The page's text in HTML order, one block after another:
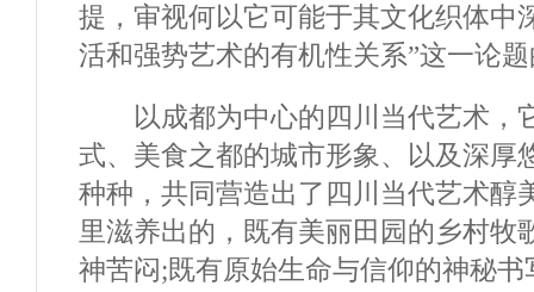
提，审视何以它可能于其文化织体中
活和强势艺术的有机性关系”这一论
以成都为中心的四川当代艺术，
式、美食之都的城市形象、以及深厚
种种，共同营造出了四川当代艺术醇
里滋养出的，既有美丽田园的乡村牧
神苦闷;既有原始生命与信仰的神秘